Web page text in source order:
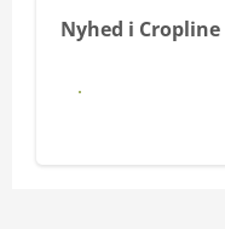
Nyhed i Cropline